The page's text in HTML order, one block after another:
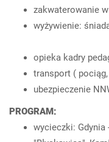
zakwaterowanie
wyżywienie:
opieka kadry
transport (
ubezpieczenie
PROGRAM:
wycieczki: Gdynia